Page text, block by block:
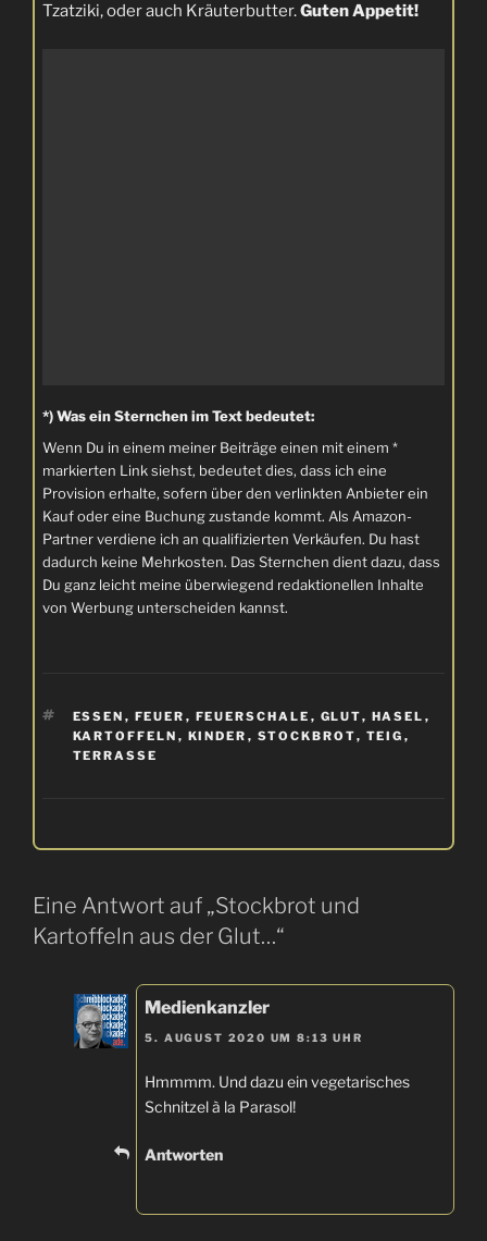
Tzatziki, oder auch Kräuterbutter.Guten Appetit!
*) Was ein Sternchen im Text bedeutet:
Wenn Du in einem meiner Beiträge einen mit einem *
markierten Link siehst, bedeutet dies, dass ich eine
Provision erhalte, sofern über den verlinkten Anbieter ein
Kauf oder eine Buchung zustande kommt. Als Amazon-
Partner verdiene ich an qualifizierten Verkäufen. Du hast
dadurch keine Mehrkosten. Das Sternchen dient dazu, dass
Du ganz leicht meine überwiegend redaktionellen Inhalte
von Werbung unterscheiden kannst.
SCHLAGWÖRTER
ESSEN , FEUER , FEUERSCHALE , GLUT, HASEL ,
KARTOFFELN , KINDER , STOCKBROT, TEIG ,
TERRASSE
Eine Antwort auf „Stockbrot und
Kartoffeln aus der Glut…“
Medienkanzler
5. AUGUST 2020 UM 8:13 UHR
Hmmmm. Und dazu ein vegetarisches
Schnitzel à la Parasol!
Antworten